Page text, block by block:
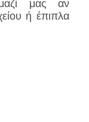
μαζί μας αν
ή έπιπλα